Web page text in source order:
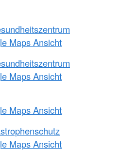
Maps Ansicht
Maps Ansicht
Maps Ansicht
Maps Ansicht